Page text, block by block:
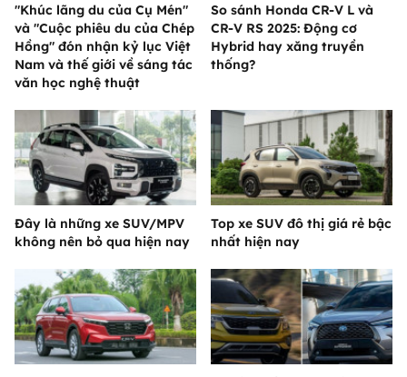
"Khúc lãng du của Cụ Mén"
và "Cuộc phiêu du của Chép
Hồng" đón nhận kỷ lục Việt
Nam và thế giới về sáng tác
văn học nghệ thuật
So sánh Honda CR-V L và
CR-V RS 2025: Động cơ
Hybrid hay xăng truyền
thống?
Đây là những xe SUV/MPV
không nên bỏ qua hiện nay
Top xe SUV đô thị giá rẻ bậc
nhất hiện nay